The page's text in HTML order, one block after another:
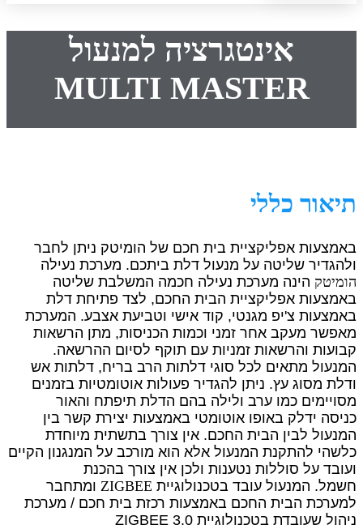
אינטגרציה למנעול
MULTI MASTER
תיאור כללי
באמצעות אפליקציית בית חכם של הומיטק ניתן לחבר
ולהגדיר שליטה על מנעול דלת ביתכם. מערכת נעילה
הומיטק הינה מערכת נעילה חכמה המשלבת שליטה
באמצעות אפליקציית הבית החכם, לצד פתיחת דלת
באמצעות צ'יפ מגנטי, קוד אישי וטביעת אצבע. המערכת
מאפשר מעקב אחר זמני וכמות הכניסות, מתן הרשאות
קבועות והרשאות זמניות עם תוקף לסיום ההרשאה.
המנעול מתאים לכל סוגי דלתות הרב בריח, דלתות אש
ודלת מסוג עץ. ניתן להגדיר פעולות אוטומטיות בזמנים
מסויימים כמו ערב ולילה בהם הדלת תיפתח והאור
כניסה ידלק באופו אוטומטי באמצעות יצירת קשר בין
המנעול לבין הבית החכם. אין צורך בתשתית מיוחדת
כלשהי להתקנת המנעול אלא הוא מורכב על המנגנון הקיים
ועובד על סוללות נטענות ולכן אין צורך בהכנת
חשמל. המנעול עובד בטכנולוגיית ZIGBEE ומתחבר
למערכת הבית החכם באמצעות רכזת בית חכם / מערכת
ניהול שעובדת בטכנולוגיית ZIGBEE 3.0